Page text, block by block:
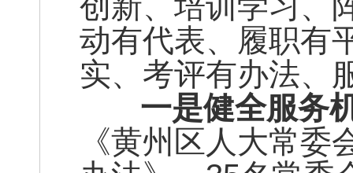
动有代表、履职有
实、考评有办法、
一是健全服务
《黄州区人大常